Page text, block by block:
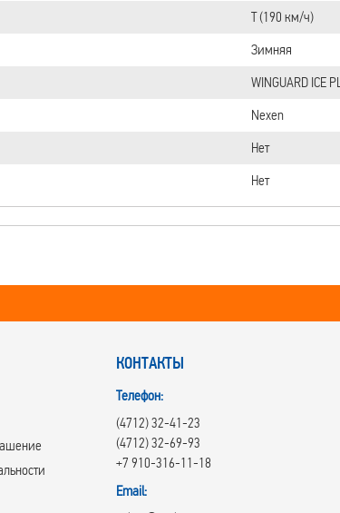
T (190 км/ч)
Зимняя
WINGUARD ICE
Nexen
Нет
Нет
КОНТАКТЫ
Телефон:
(4712) 32-41-23
(4712) 32-69-93
+7 910-316-11-18
Email: